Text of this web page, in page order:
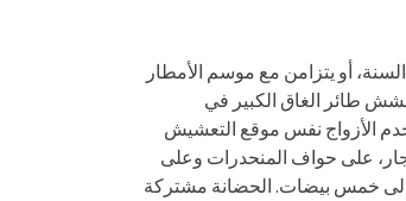
أو يتزامن مع موسم الأمطار
طائر الغاق الكبير في
الأزواج نفس موقع التعشيش
على حواف المنحدرات وعلى
إلى خمس بيضات. الحضانة مشتركة